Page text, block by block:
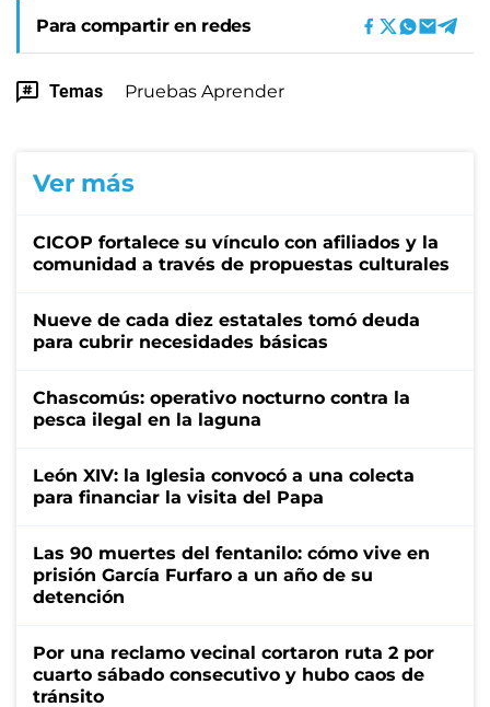
Para compartir en redes
Temas Pruebas Aprender
Ver más
CICOP fortalece su vínculo con afiliados y la
comunidad a través de propuestas culturales
Nueve de cada diez estatales tomó deuda
para cubrir necesidades básicas
Chascomús: operativo nocturno contra la
pesca ilegal en la laguna
León XIV: la Iglesia convocó a una colecta
para financiar la visita del Papa
Las 90 muertes del fentanilo: cómo vive en
prisión García Furfaro a un año de su
detención
Por una reclamo vecinal cortaron ruta 2 por
cuarto sábado consecutivo y hubo caos de
tránsito